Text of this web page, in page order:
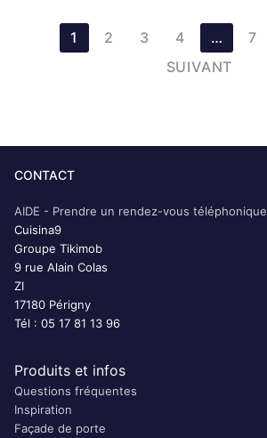
Pagination
1 2 3 4 … 7
SUIVANT
CONTACT
AIDE - Prendre un rendez-vous téléphonique
Cuisina9
Groupe Tikimob
9 rue Alain Colas
ZI
17180 Périgny
Tél : 05 17 81 13 96
Produits et infos
Questions fréquentes
Inspiration
Façade de porte